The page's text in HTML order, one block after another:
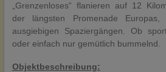
„Grenzenloses“ flanieren auf 12
der längsten Promenade
ausgiebigen Spaziergängen. Ob
oder einfach nur gemütlich bummelnd.
Objektbeschreibung: